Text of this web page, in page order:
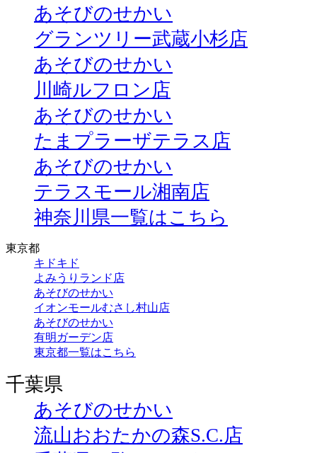
あそびのせかい
グランツリー武蔵小杉店
あそびのせかい
川崎ルフロン店
あそびのせかい
たまプラーザテラス店
あそびのせかい
テラスモール湘南店
神奈川県一覧はこちら
東京都
キドキド
よみうりランド店
あそびのせかい
イオンモールむさし村山店
あそびのせかい
有明ガーデン店
東京都一覧はこちら
千葉県
あそびのせかい
流山おおたかの森S.C.店